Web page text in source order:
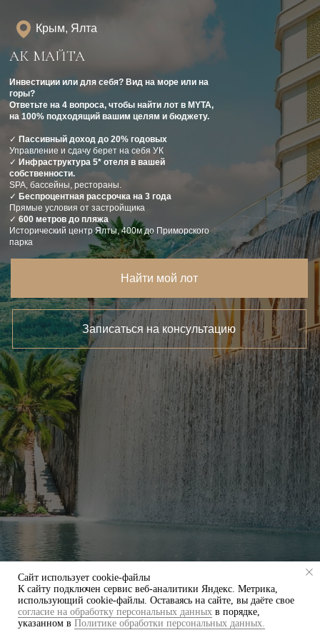
АК МАЙТА
Инвестиции или для себя? Вид на море или на
горы?
Ответьте на 4 вопроса, чтобы найти лот в MYTA,
на 100% подходящий вашим целям и бюджету.
✓ Пассивный доход до 20% годовых
Управление и сдачу берет на себя УК
✓ Инфраструктура 5* отеля в вашей
собственности.
SPA, бассейны, рестораны.
✓ Беспроцентная рассрочка на 3 года
Прямые условия от застройщика
✓600 метров до пляжа
Исторический центр Ялты, 400м до Приморского
парка
Крым, Ялта
Найти мой лот
Записаться на консультацию
Сайт использует cookie-файлы
К cайту подключен сервис веб-аналитики Яндекс. Метрика,
использующий cookie-файлы. Оставаясь на сайте, вы даёте свое
согласие на обработку персональных данных в порядке,
указанном в Политике обработки персональных данных.